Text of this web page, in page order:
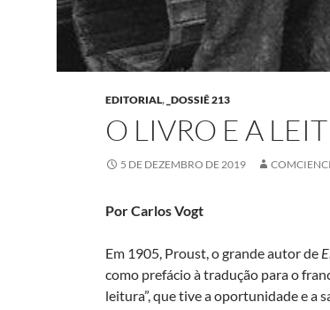
EDITORIAL, _DOSSIÊ 213
O LIVRO E A
5 DE DEZEMBRO DE 2019
Por Carlos Vogt
Em 1905, Proust, o grande autor de
como prefácio à tradução para o
leitura”, que tive a oportunidade e a